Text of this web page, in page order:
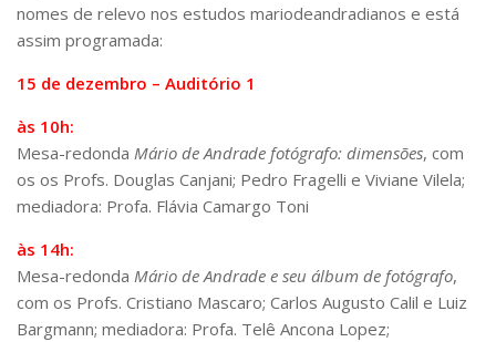
Transparência
Acervo
Arquivo
Catálogo on-line
Consulta/Normas
Eventos
6º CIEAMP
nomes de relevo nos estudos mariodeandradianos e está
assim programada:
15 de dezembro – Auditório 1
às 10h:
Mesa-redonda Mário de Andrade fotógrafo: dimensões, com
os os Profs. Douglas Canjani; Pedro Fragelli e Viviane Vilela;
mediadora: Profa. Flávia Camargo Toni
às 14h:
Mesa-redonda Mário de Andrade e seu álbum de fotógrafo,
com os Profs. Cristiano Mascaro; Carlos Augusto Calil e Luiz
Bargmann; mediadora: Profa. Telê Ancona Lopez;